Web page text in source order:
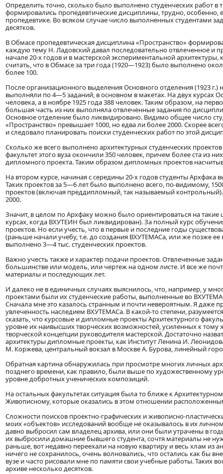
Определить точно, сколько было выполнено студенческих работ в
формировались пропедевтические дисциплины, трудно,
пропедевтике. Во всяком случае число выполненных студентами
десятков.
В Обмасе пропедевтическая дисциплина «Пространство»
каждую тему Н. Ладовский давал последовательно отвлеченное и
начале 20-х годов и в мастерской экспериментальной
считать, что в Обмасе за три года (1920—1923) было выполнено
более 100.
После организационного выделения Основного отделения (1923
выполняли по 4—5 заданий, в основном в макетах. На двух курсах
человека, а в ноябре 1925 года 388 человек. Таким образом, на
большая часть из них выполняла отвлеченные задания по
Основное отделение было ликвидировано. Видимо общее число
«Пространство» превышает 1000, но едва ли более 2000. Скорее
и следовало планировать поиски студенческих работ по этой
Сколько же всего выполнено архитектурных студенческих
факультет этого вуза окончили 350 человек, причем более ста из
дипломного проекта. Таким образом дипломных проектов
На втором курсе, начиная с середины 20-х годов студенты
Таких проектов за 5—6 лет было выполнено всего, по-видимому,
проектов (включая преддипломный, так называемый
2000.
Значит, в целом по Архфаку можно было ориентироваться на
курсах, когда ВХУТЕИН был ликвидирован). За полный курс
проектов. Но если учесть, что в первые и последние годы
(раньше начали учебу, т.е. до создания ВХУТЕМАСа, или же позже
выполнено 3—4 тыс. студенческих проектов.
Важно учесть также и характер подачи проектов. Отвлеченные
большинстве или модель, или чертеж на одном листе. И все же
материалы и последующих лет.
И далеко не в единичных случаях выяснилось, что, например, у
проектами были их студенческие работы, выполненные во
Сначала мне это казалось странным и почти невероятным. Я даже
увлеченность наследием ВХУТЕМАСа. В какой-то степени,
сказать, что курсовые и дипломные проекты Архитектурного
уровне их наивысших творческих возможностей, усиленных к
творческой концепции руководителя мастерской. Достаточно
архитектуры дипломные проекты, как Институт Ленина И.
М. Коржева, центральный вокзал в Москве А. Бурова, линейный
Обратная картина обнаружилась при просмотре многих личных
позднего времени, как правило, были выше по художественному
уровне добротных ученических композиций.
На остальных факультетах ситуация была то ближе к
Живописному, которые оказались в этом отношении
Сложности поисков проектно-графических и живописно-
моих «объектов» исследований вообще не оказывалось в их
давно выбросил сам владелец архива, или они были утрачены в
их выбросили домашние бывшего студента, сочтя материалы не
раньше, вот недавно переехали на новую квартиру и весь хлам
ничего не сохранилось, очень волновались, что остались как бы
вузе и часто рисовали мне по памяти свои учебные работы. Таких
архиве несколько десятков.